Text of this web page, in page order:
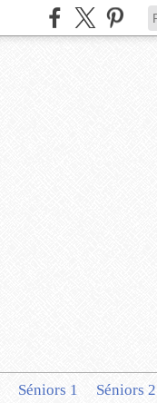
Séniors 1 Séniors 2